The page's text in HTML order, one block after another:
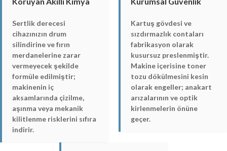
Sertlik derecesi
cihazınızın drum
silindirine ve fırın
merdanelerine zarar
vermeyecek şekilde
formüle edilmiştir;
makinenin iç
aksamlarında çizilme,
aşınma veya mekanik
kilitlenme risklerini sıfıra
indirir.
Kartuş gövdesi ve
sızdırmazlık contaları
fabrikasyon olarak
kusursuz preslenmiştir.
Makine içerisine toner
tozu dökülmesini kesin
olarak engeller; anakart
arızalarının ve optik
kirlenmelerin önüne
geçer.